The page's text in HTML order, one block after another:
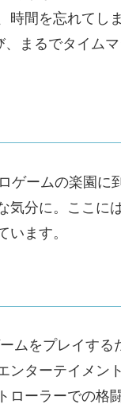
時間を忘れてし
まるでタイム
ゲームの楽園
気分に。ここに
います。
ムをプレイす
ターテイメン
ローラーでの格